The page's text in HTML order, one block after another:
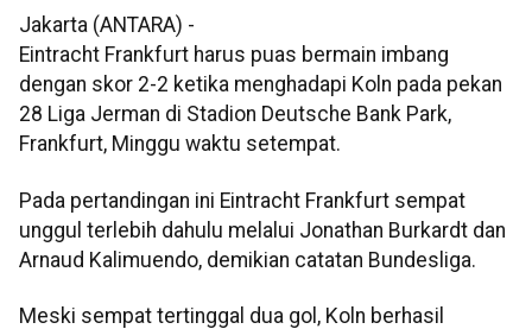
Jakarta (ANTARA) -
Eintracht Frankfurt harus puas bermain imbang
dengan skor 2-2 ketika menghadapi Koln pada pekan
28 Liga Jerman di Stadion Deutsche Bank Park,
Frankfurt, Minggu waktu setempat.
Pada pertandingan ini Eintracht Frankfurt sempat
unggul terlebih dahulu melalui Jonathan Burkardt dan
Arnaud Kalimuendo, demikian catatan Bundesliga.
Meski sempat tertinggal dua gol, Koln berhasil